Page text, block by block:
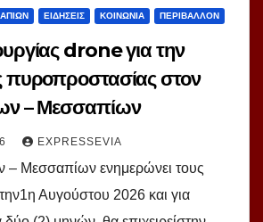
ΕΙΔΗΣΕΙΣ ΚΟΙΝΩΝΙΑ ΠΕΡΙΒΑΛΛΟΝ
drone για την
πυροπροστασίας στον
– Μεσσαπίων
EXPRESSEVIA
Μεσσαπίων ενημερώνει τους
Αυγούστου 2026 και για